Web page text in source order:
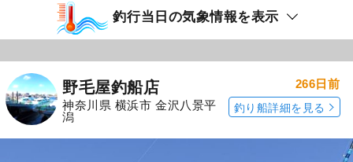
釣行当日の気象情報を表示
野毛屋釣船店
神奈川県 横浜市 金沢八景平
潟
266日前
釣り船詳細を見る